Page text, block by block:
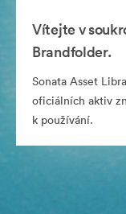
Vítejte v
Brandfolder.
Sonata Asset
oficiálních aktiv
k používání.